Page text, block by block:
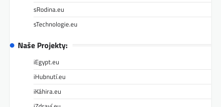
sRodina.eu
sTechnologie.eu
Naše Projekty:
iEgypt.eu
iHubnutí.eu
iKáhira.eu